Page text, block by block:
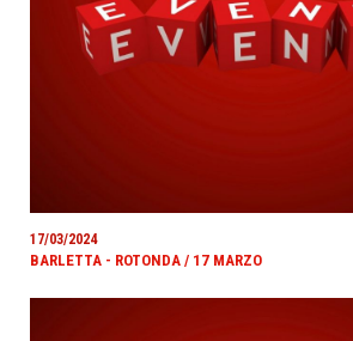
17/03/2024
BARLETTA - ROTONDA / 17 MARZO